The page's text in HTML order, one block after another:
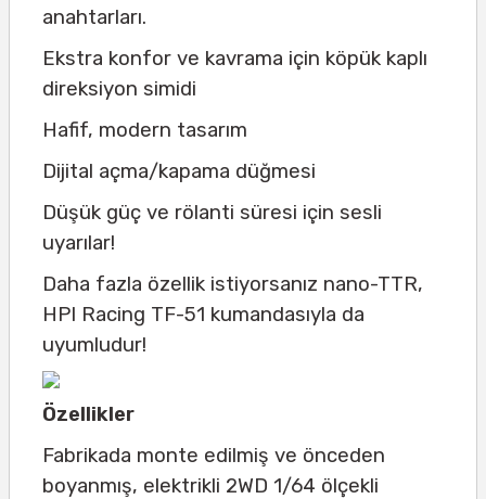
anahtarları.
Ekstra konfor ve kavrama için köpük kaplı
direksiyon simidi
Hafif, modern tasarım
Dijital açma/kapama düğmesi
Düşük güç ve rölanti süresi için sesli
uyarılar!
Daha fazla özellik istiyorsanız nano-TTR,
HPI Racing TF-51 kumandasıyla da
uyumludur!
Özellikler
Fabrikada monte edilmiş ve önceden
boyanmış, elektrikli 2WD 1/64 ölçekli